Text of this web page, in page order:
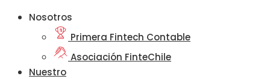
Nosotros
Primera Fintech Contable
Asociación FinteChile
Nuestro